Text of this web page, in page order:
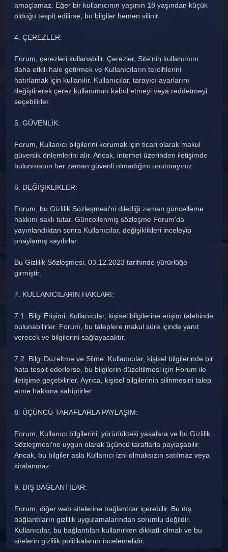
amaçlamaz. Eğer bir kullanıcının yaşının 18 yaşından küçük
olduğu tespit edilirse, bu bilgiler hemen silinir.
4. ÇEREZLER:
Forum, çerezleri kullanabilir. Çerezler, Site'nin kullanımını
daha etkili hale getirmek ve Kullanıcıların tercihlerini
hatırlamak için kullanılır. Kullanıcılar, tarayıcı ayarlarını
değiştirerek çerez kullanımını kabul etmeyi veya reddetmeyi
seçebilirler.
5. GÜVENLİK:
Forum, Kullanıcı bilgilerini korumak için ticari olarak makul
güvenlik önlemlerini alır. Ancak, internet üzerinden iletişimde
bulunmanın her zaman güvenli olmadığını unutmayınız.
6. DEĞİŞİKLİKLER:
Forum, bu Gizlilik Sözleşmesi'ni dilediği zaman güncelleme
hakkını saklı tutar. Güncellenmiş sözleşme Forum'da
yayınlandıktan sonra Kullanıcılar, değişiklikleri inceleyip
onaylamış sayılırlar.
Bu Gizlilik Sözleşmesi, 03.12.2023 tarihinde yürürlüğe
girmiştir.
7. KULLANICILARIN HAKLARI:
7.1. Bilgi Erişimi: Kullanıcılar, kişisel bilgilerine erişim talebinde
bulunabilirler. Forum, bu taleplere makul süre içinde yanıt
verecek ve bilgilerini sağlayacaktır.
7.2. Bilgi Düzeltme ve Silme: Kullanıcılar, kişisel bilgilerinde bir
hata tespit ederlerse, bu bilgilerin düzeltilmesi için Forum ile
iletişime geçebilirler. Ayrıca, kişisel bilgilerinin silinmesini talep
etme hakkına sahiptirler.
8. ÜÇÜNCÜ TARAFLARLA PAYLAŞIM:
Forum, Kullanıcı bilgilerini, yürürlükteki yasalara ve bu Gizlilik
Sözleşmesi'ne uygun olarak üçüncü taraflarla paylaşabilir.
Ancak, bu bilgiler asla Kullanıcı izni olmaksızın satılmaz veya
kiralanmaz.
9. DIŞ BAĞLANTILAR:
Forum, diğer web sitelerine bağlantılar içerebilir. Bu dış
bağlantıların gizlilik uygulamalarından sorumlu değildir.
Kullanıcılar, bu bağlantıları kullanırken dikkatli olmalı ve bu
sitelerin gizlilik politikalarını incelemelidir.